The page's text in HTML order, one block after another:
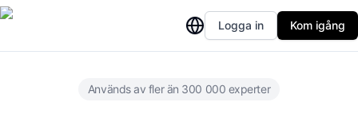
Logga in Kom igång
Används av fler än 300 000 experter